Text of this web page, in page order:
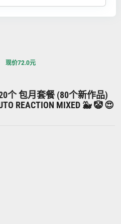
现价72.0元
个 包月套餐 (80个新作品)
REACTION MIXED 🐳 🤡 😍